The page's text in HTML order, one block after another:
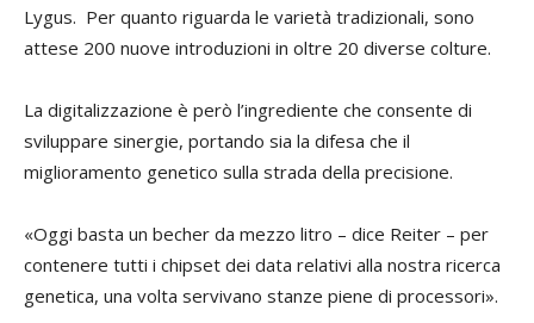
Lygus. Per quanto riguarda le varietà tradizionali, sono
attese 200 nuove introduzioni in oltre 20 diverse colture.
La digitalizzazione è però l’ingrediente che consente di
sviluppare sinergie, portando sia la difesa che il
miglioramento genetico sulla strada della precisione.
«Oggi basta un becher da mezzo litro – dice Reiter – per
contenere tutti i chipset dei data relativi alla nostra ricerca
genetica, una volta servivano stanze piene di processori».